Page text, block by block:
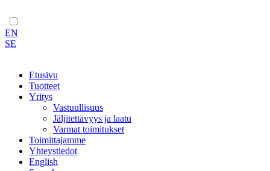
EN
SE
Etusivu
Tuotteet
Yritys
Vastuullisuus
Jäljitettävyys ja laatu
Varmat toimitukset
Toimittajamme
Yhteystiedot
English